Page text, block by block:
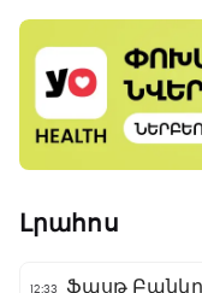
Լրահոս
12:33
Ֆասթ Բանկը